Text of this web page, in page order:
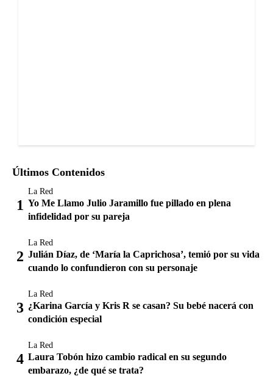
Últimos Contenidos
La Red
Yo Me Llamo Julio Jaramillo fue pillado en plena
infidelidad por su pareja
La Red
Julián Díaz, de ‘María la Caprichosa’, temió por su vida
cuando lo confundieron con su personaje
La Red
¿Karina García y Kris R se casan? Su bebé nacerá con
condición especial
La Red
Laura Tobón hizo cambio radical en su segundo
embarazo, ¿de qué se trata?